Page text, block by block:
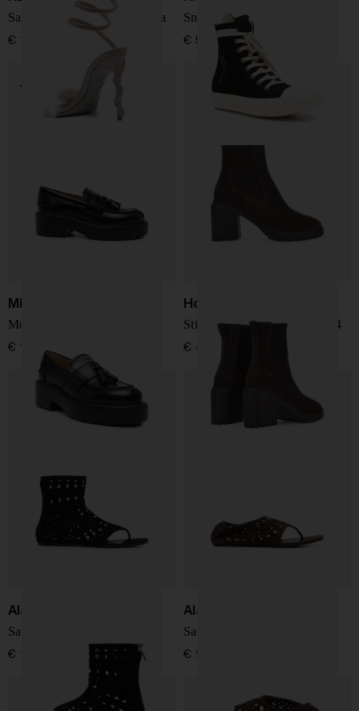
Sandali con tacco in pelliccia
€ 1.490,00
Sneakers in tela
€ 585,00
Miu Miu
Mocassini in pelle
€ 1.000,00
Hogan
Stivali Chelsea in pelle H724
€ 490,00
Alaïa
Sandali flat alti Neo Vienne
€ 1.150,00
Alaïa
Sandali piatti Neo Vienne
€ 990,00